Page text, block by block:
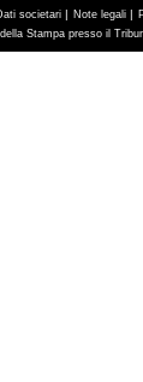
societari | Note legali |
Stampa presso il